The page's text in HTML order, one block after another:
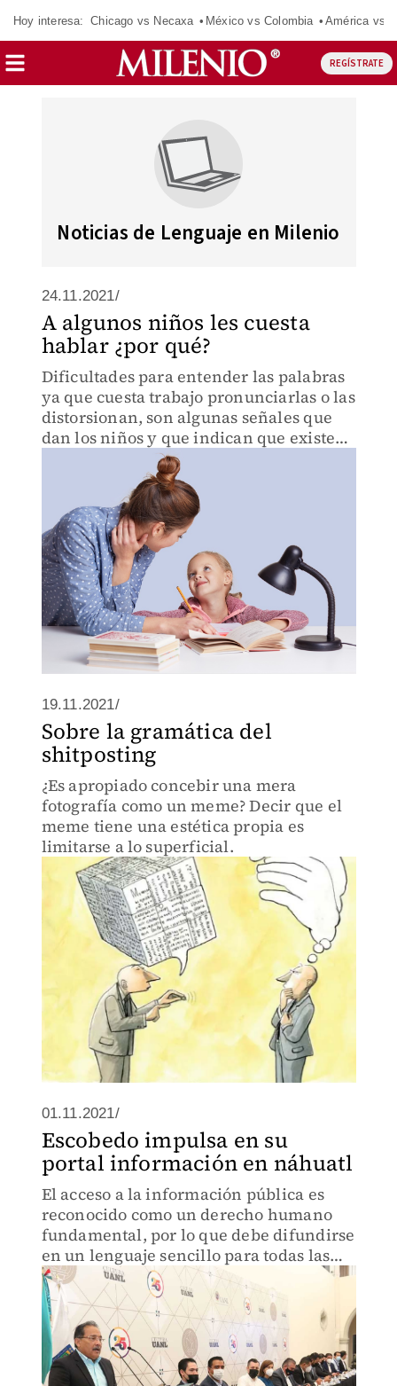
Hoy interesa: Chicago vs Necaxa México vs Colombia América vs
REGÍSTRATE
Noticias de Lenguaje en Milenio
24.11.2021/
A algunos niños les cuesta
hablar ¿por qué?
Dificultades para entender las palabras
ya que cuesta trabajo pronunciarlas o las
distorsionan, son algunas señales que
dan los niños y que indican que existe
un problema de lenguaje
19.11.2021/
Sobre la gramática del
shitposting
¿Es apropiado concebir una mera
fotografía como un meme? Decir que el
meme tiene una estética propia es
limitarse a lo superficial.
01.11.2021/
Escobedo impulsa en su
portal información en náhuatl
El acceso a la información pública es
reconocido como un derecho humano
fundamental, por lo que debe difundirse
en un lenguaje sencillo para todas las
personas, dijo el alcalde Andrés Mijes.